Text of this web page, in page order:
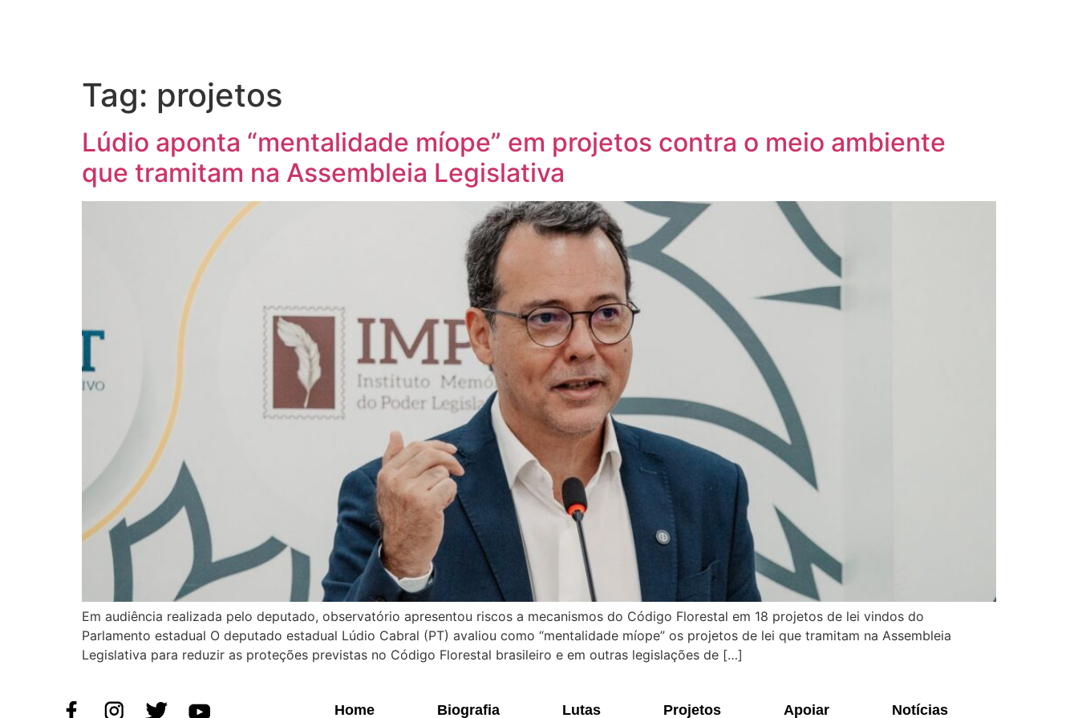
Tag: projetos
Lúdio aponta “mentalidade míope” em projetos contra o meio ambiente
que tramitam na Assembleia Legislativa
Em audiência realizada pelo deputado, observatório apresentou riscos a mecanismos do Código Florestal em 18 projetos de lei vindos do
Parlamento estadual O deputado estadual Lúdio Cabral (PT) avaliou como “mentalidade míope” os projetos de lei que tramitam na Assembleia
Legislativa para reduzir as proteções previstas no Código Florestal brasileiro e em outras legislações de […]
Home Biografia Lutas Projetos Apoiar Notícias